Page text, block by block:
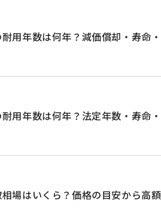
耐用年数は何年？減価償却・寿命
用年数は何年？法定年数・寿命
場はいくら？価格の目安から高